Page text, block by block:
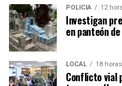
POLICÍA 12
Investigan
en panteón
LOCAL 18
Conflicto vial